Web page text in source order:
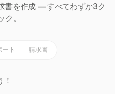
書を作成 — すべてわずか3ク
ク。
ート 請求書
！